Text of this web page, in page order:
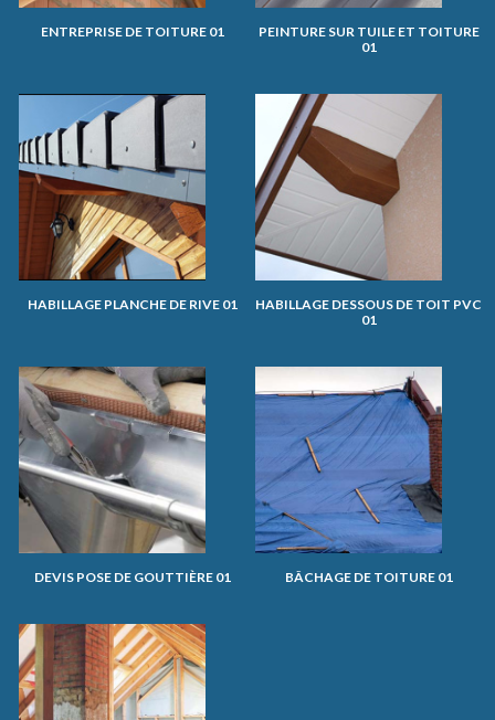
ENTREPRISE DE TOITURE 01
PEINTURE SUR TUILE ET TOITURE
01
HABILLAGE PLANCHE DE RIVE 01
HABILLAGE DESSOUS DE TOIT PVC
01
DEVIS POSE DE GOUTTIÈRE 01 BÂCHAGE DE TOITURE 01